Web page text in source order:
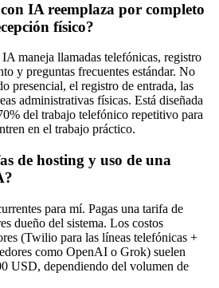
IA reemplaza por completo
físico?
maneja llamadas telefónicas, registro
y preguntas frecuentes estándar. No
presencial, el registro de entrada, las
administrativas físicas. Está diseñada
del trabajo telefónico repetitivo para
en el trabajo práctico.
de hosting y uso de una
para mí. Pagas una tarifa de
dueño del sistema. Los costos
(Twilio para las líneas telefónicas +
como OpenAI o Grok) suelen
USD, dependiendo del volumen de